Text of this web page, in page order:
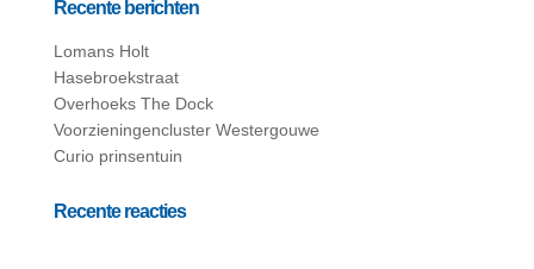
Recente berichten
Lomans Holt
Hasebroekstraat
Overhoeks The Dock
Voorzieningencluster Westergouwe
Curio prinsentuin
Recente reacties